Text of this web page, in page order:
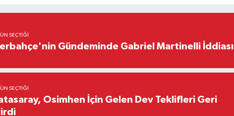
SEÇTIĞI
Gündeminde Gabriel Martinelli İddiası
SEÇTIĞI
Osimhen İçin Gelen Dev Teklifleri Geri